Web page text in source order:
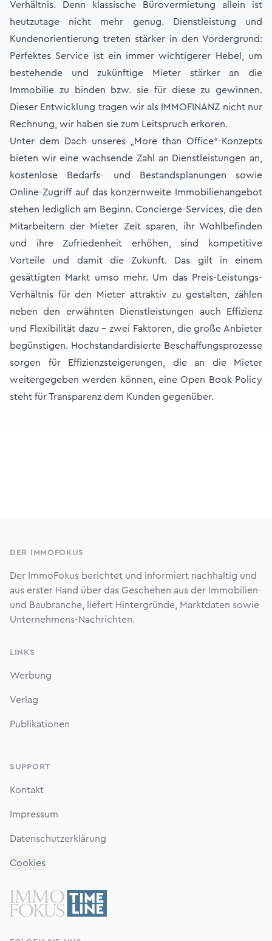
Verhältnis. Denn klassische Bürovermietung allein ist
heutzutage nicht mehr genug. Dienstleistung und
Kundenorientierung treten stärker in den Vordergrund:
Perfektes Service ist ein immer wichtigerer Hebel, um
bestehende und zukünftige Mieter stärker an die
Immobilie zu binden bzw. sie für diese zu gewinnen.
Dieser Entwicklung tragen wir als IMMOFINANZ nicht nur
Rechnung, wir haben sie zum Leitspruch erkoren.
Unter dem Dach unseres „More than Office“-Konzepts
bieten wir eine wachsende Zahl an Dienstleistungen an,
kostenlose Bedarfs- und Bestandsplanungen sowie
Online-Zugriff auf das konzernweite Immobilienangebot
stehen lediglich am Beginn. Concierge-Services, die den
Mitarbeitern der Mieter Zeit sparen, ihr Wohlbefinden
und ihre Zufriedenheit erhöhen, sind kompetitive
Vorteile und damit die Zukunft. Das gilt in einem
gesättigten Markt umso mehr. Um das Preis-Leistungs-
Verhältnis für den Mieter attraktiv zu gestalten, zählen
neben den erwähnten Dienstleistungen auch Effizienz
und Flexibilität dazu – zwei Faktoren, die große Anbieter
begünstigen. Hochstandardisierte Beschaffungsprozesse
sorgen für Effizienzsteigerungen, die an die Mieter
weitergegeben werden können, eine Open Book Policy
steht für Transparenz dem Kunden gegenüber.
DER IMMOFOKUS
Der ImmoFokus berichtet und informiert nachhaltig und
aus erster Hand über das Geschehen aus der Immobilien-
und Baubranche, liefert Hintergründe, Marktdaten sowie
Unternehmens-Nachrichten.
LINKS
Werbung
Verlag
Publikationen
SUPPORT
Kontakt
Impressum
Datenschutzerklärung
Cookies